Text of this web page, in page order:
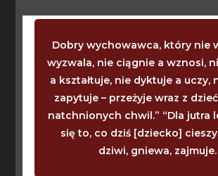
Dobry wychowawca, który nie
wyzwala, nie ciągnie a wznosi,
a kształtuje, nie dyktuje a uczy,
zapytuje – przeżyje wraz z
natchnionych chwil.” “Dla jutra
się to, co dziś [dziecko]
dziwi, gniewa, zajmuje.